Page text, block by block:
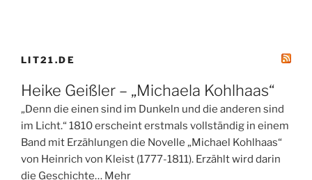
LIT21.DE
Heike Geißler – „Michaela Kohlhaas“
„Denn die einen sind im Dunkeln und die anderen sind
im Licht.“ 1810 erscheint erstmals vollständig in einem
Band mit Erzählungen die Novelle „Michael Kohlhaas“
von Heinrich von Kleist (1777-1811). Erzählt wird darin
die Geschichte… Mehr